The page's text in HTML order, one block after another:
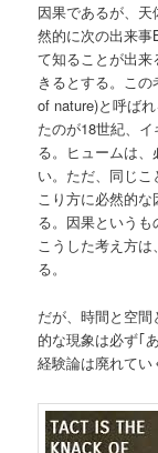
因果であるが、
然的に次の出来事
て知ることが出
きるとする。こ
of nature)と呼ば
たのが18世紀、
る。ヒュームは
い。ただ、同じ
こり方に必然的
る。因果というも
こうした考え方
る。
だが、時間と空
的な現象は必ず｢
経験論は廃れてい